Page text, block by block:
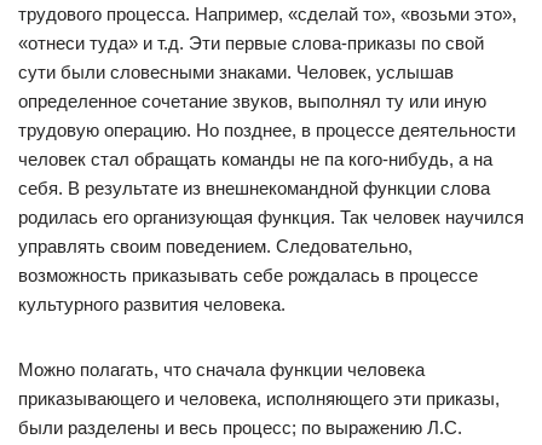
трудового процесса. Например, «сделай то», «возьми это»,
«отнеси туда» и т.д. Эти первые слова-приказы по свой
сути были словесными знаками. Человек, услышав
определенное сочетание звуков, выполнял ту или иную
трудовую операцию. Но позднее, в процессе деятельности
человек стал обращать команды не па кого-нибудь, а на
себя. В результате из внешнекомандной функции слова
родилась его организующая функция. Так человек научился
управлять своим поведением. Следовательно,
возможность приказывать себе рождалась в процессе
культурного развития человека.
Можно полагать, что сначала функции человека
приказывающего и человека, исполняющего эти приказы,
были разделены и весь процесс; по выражению Л.С.